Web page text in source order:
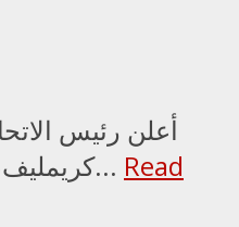
أعلن رئيس
كريمليف، ورئيس مجلس الأمناء... Read